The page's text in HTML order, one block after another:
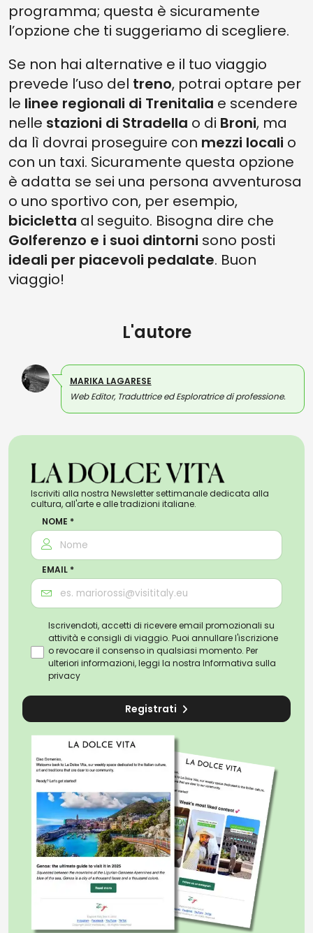
programma; questa è sicuramente
l’opzione che ti suggeriamo di scegliere.
Se non hai alternative e il tuo viaggio
prevede l’uso del treno, potrai optare per
le linee regionali di Trenitalia e scendere
nelle stazioni di Stradella o di Broni, ma
da lì dovrai proseguire con mezzi locali o
con un taxi. Sicuramente questa opzione
è adatta se sei una persona avventurosa
o uno sportivo con, per esempio,
bicicletta al seguito. Bisogna dire che
Golferenzo e i suoi dintorni sono posti
ideali per piacevoli pedalate. Buon
viaggio!
L'autore
MARIKA LAGARESE
Web Editor, Traduttrice ed Esploratrice di professione.
Iscriviti alla nostra Newsletter settimanale dedicata alla
cultura, all'arte e alle tradizioni italiane.
NOME *
EMAIL *
Iscrivendoti, accetti di ricevere email promozionali su
attività e consigli di viaggio. Puoi annullare l'iscrizione
o revocare il consenso in qualsiasi momento. Per
ulteriori informazioni, leggi la nostra Informativa sulla
privacy
Registrati